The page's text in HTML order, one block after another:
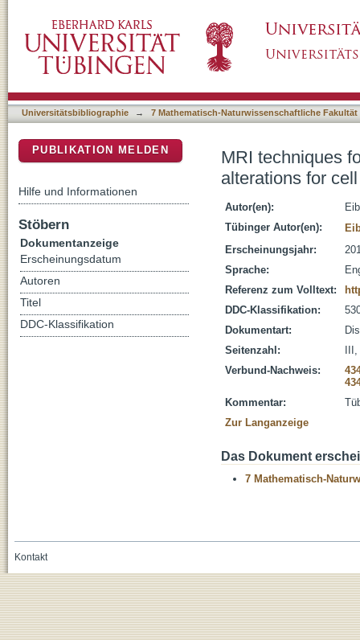
interventional procedures
Universitätsbibliographie → 7 Mathematisch-Naturwissenschaftliche Fakultät
MRI techniques
alterations for
Autor(en):
Tübinger Autor(en):
Erscheinungsjahr:
Sprache:
Referenz zum Volltext:
DDC-Klassifikation:
Dokumentart:
Seitenzahl:
Verbund-Nachweis:
Kommentar:
Zur Langanzeige
Das Dokument
7 Mathematisch-
PUBLIKATION MELDEN
Hilfe und Informationen
Stöbern
Dokumentanzeige
Erscheinungsdatum
Autoren
Titel
DDC-Klassifikation
Kontakt